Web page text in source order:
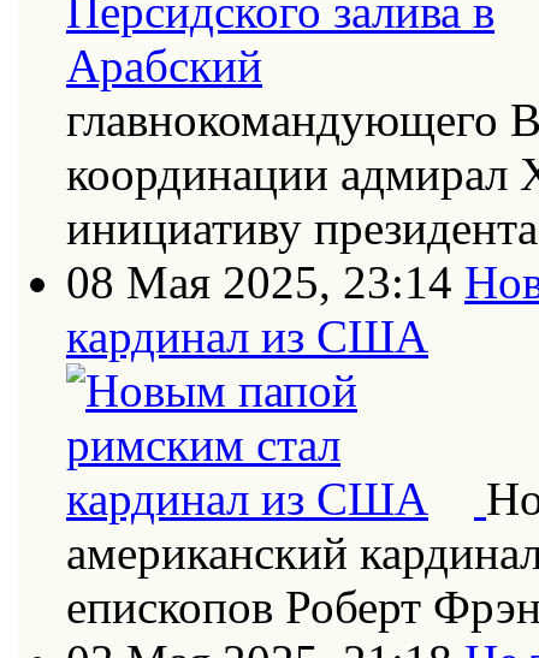
главнокомандующего
координации адмирал
инициативу
08 Мая 2025, 23:14
кардинал из США
американский
епископов Роберт